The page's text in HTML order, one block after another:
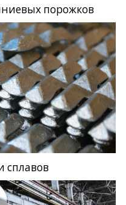
порожков
сплавов